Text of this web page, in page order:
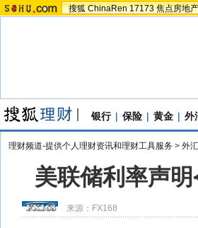
搜狐 ChinaRen 17173 焦点房地产
银行 | 保险 | 黄金 | 外
理财频道-提供个人理财资讯和理财工具服务 > 外汇
美联储利率声
来源： FX168